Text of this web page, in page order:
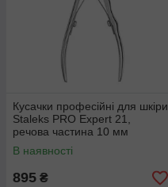
Кусачки професійні для шкіри
Staleks PRO Expert 21,
речова частина 10 мм
В наявності
895 ₴